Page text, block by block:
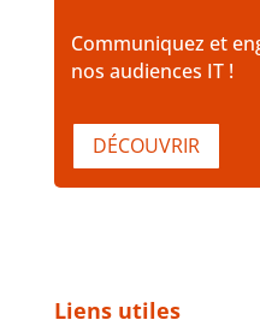
Communiquez et
nos audiences IT !
DÉCOUVRIR
Liens utiles